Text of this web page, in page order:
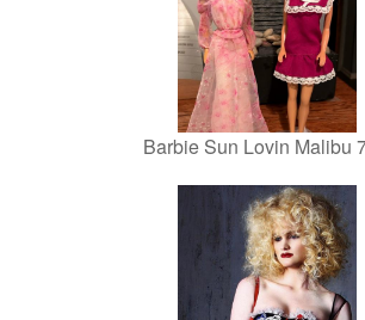
Barbie Sun Lovin Malibu